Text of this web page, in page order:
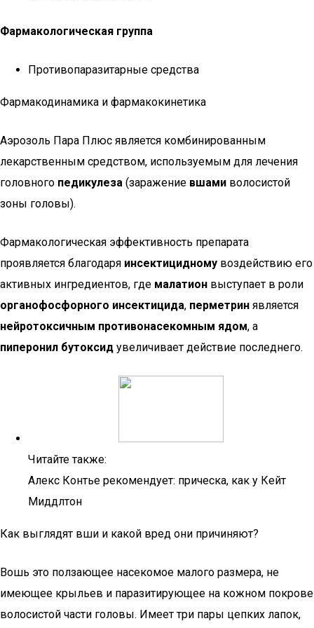
Фармакологическая группа
Противопаразитарные средства
Фармакодинамика и фармакокинетика
Аэрозоль Пара Плюс является комбинированным
лекарственным средством, используемым для лечения
головного педикулеза (заражение вшами волосистой
зоны головы).
Фармакологическая эффективность препарата
проявляется благодаря инсектицидному воздействию его
активных ингредиентов, где малатион выступает в роли
органофосфорного инсектицида, перметрин является
нейротоксичным противонасекомным ядом, а
пиперонил бутоксид увеличивает действие последнего.
Читайте также:
Алекс Контье рекомендует: прическа, как у Кейт
Миддлтон
Как выглядят вши и какой вред они причиняют?
Вошь это ползающее насекомое малого размера, не
имеющее крыльев и паразитирующее на кожном покрове
волосистой части головы. Имеет три пары цепких лапок,